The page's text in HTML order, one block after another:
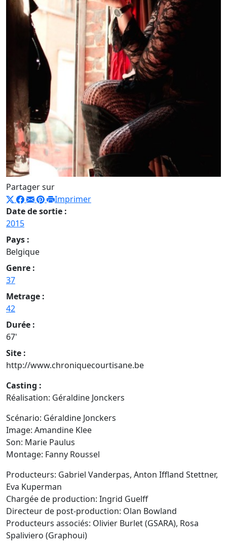
Partager sur
Imprimer
Date de sortie :
2015
Pays :
Belgique
Genre :
37
Metrage :
42
Durée :
67'
Site :
http://www.chroniquecourtisane.be
Casting :
Réalisation: Géraldine Jonckers
Scénario: Géraldine Jonckers
Image: Amandine Klee
Son: Marie Paulus
Montage: Fanny Roussel
Producteurs: Gabriel Vanderpas, Anton Iffland Stettner,
Eva Kuperman
Chargée de production: Ingrid Guelff
Directeur de post-production: Olan Bowland
Producteurs associés: Olivier Burlet (GSARA), Rosa
Spaliviero (Graphoui)